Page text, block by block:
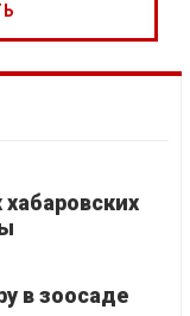
хабаровских
в зоосаде